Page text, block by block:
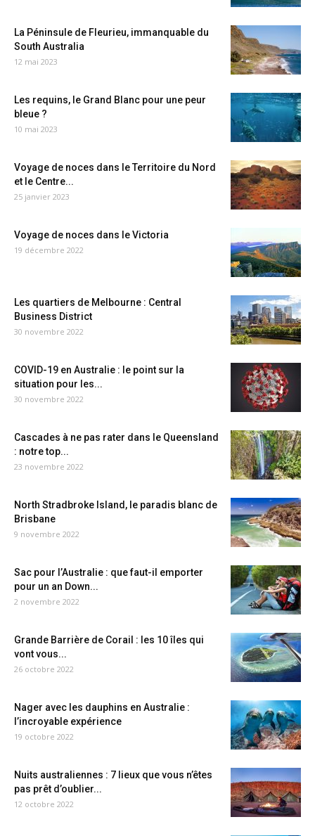
La Péninsule de Fleurieu, immanquable du
South Australia
12 mai 2023
Les requins, le Grand Blanc pour une peur
bleue ?
10 mai 2023
Voyage de noces dans le Territoire du Nord
et le Centre...
25 janvier 2023
Voyage de noces dans le Victoria
19 décembre 2022
Les quartiers de Melbourne : Central
Business District
30 novembre 2022
COVID-19 en Australie : le point sur la
situation pour les...
30 novembre 2022
Cascades à ne pas rater dans le Queensland
: notre top...
23 novembre 2022
North Stradbroke Island, le paradis blanc de
Brisbane
9 novembre 2022
Sac pour l’Australie : que faut-il emporter
pour un an Down...
2 novembre 2022
Grande Barrière de Corail : les 10 îles qui
vont vous...
26 octobre 2022
Nager avec les dauphins en Australie :
l’incroyable expérience
19 octobre 2022
Nuits australiennes : 7 lieux que vous n’êtes
pas prêt d’oublier...
12 octobre 2022